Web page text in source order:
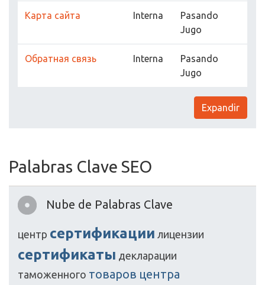
Карта сайта Interna
Pasando
Jugo
Обратная связь Interna
Pasando
Jugo
Expandir
Palabras Clave SEO
Nube de Palabras Clave
центр сертификации лицензии
сертификаты декларации
таможенного товаров центра